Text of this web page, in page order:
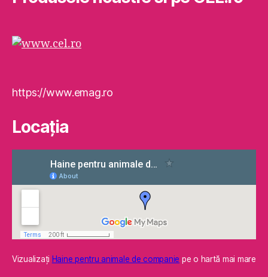
https://www.emag.ro
Locaţia
Vizualizaţi Haine pentru animale de companie pe o hartă mai mare